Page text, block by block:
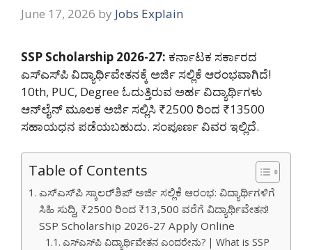
June 17, 2026 by Jobs Explain
SSP Scholarship 2026-27: ಕರ್ನಾಟಕ ಸರ್ಕಾರದ
ಎಸ್‌ಎಸ್‌ಪಿ ವಿದ್ಯಾರ್ಥಿವೇತನಕ್ಕೆ ಅರ್ಜಿ ಸಲ್ಲಿಕೆ ಆರಂಭವಾಗಿದೆ!
10th, PUC, Degree ಓದುತ್ತಿರುವ ಅರ್ಹ ವಿದ್ಯಾರ್ಥಿಗಳು
ಆನ್‌ಲೈನ್ ಮೂಲಕ ಅರ್ಜಿ ಸಲ್ಲಿಸಿ ₹2500 ರಿಂದ ₹13500
ಸಹಾಯಧನ ಪಡೆಯಬಹುದು. ಸಂಪೂರ್ಣ ವಿವರ ಇಲ್ಲಿದೆ.
Table of Contents
ಎಸ್‌ಎಸ್‌ಪಿ ಸ್ಕಾಲರ್‌ಶಿಪ್ ಅರ್ಜಿ ಸಲ್ಲಿಕೆ ಆರಂಭ: ವಿದ್ಯಾರ್ಥಿಗಳಿಗೆ
ಸಿಹಿ ಸುದ್ದಿ, ₹2500 ರಿಂದ ₹13,500 ವರೆಗೆ ವಿದ್ಯಾರ್ಥಿವೇತನ!
SSP Scholarship 2026-27 Apply Online
ಎಸ್‌ಎಸ್‌ಪಿ ವಿದ್ಯಾರ್ಥಿವೇತನ ಎಂದರೇನು? | What is SSP